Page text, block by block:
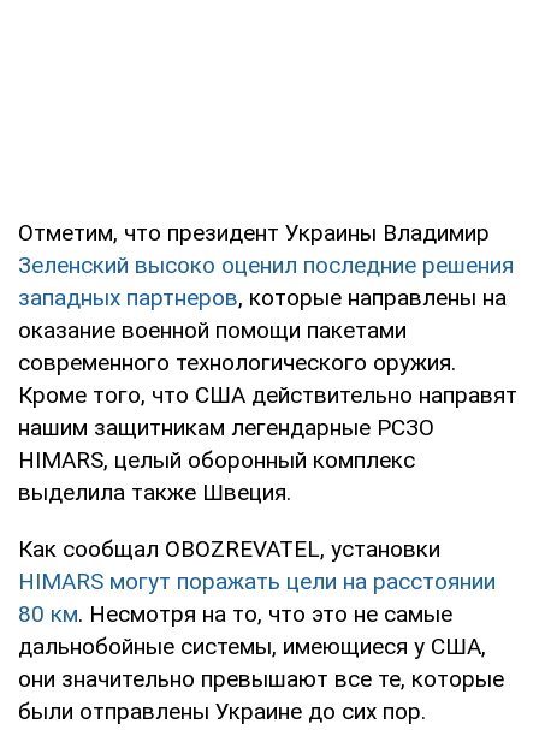
Отметим, что президент Украины Владимир
Зеленский высоко оценил последние решения
западных партнеров, которые направлены на
оказание военной помощи пакетами
современного технологического оружия.
Кроме того, что США действительно направят
нашим защитникам легендарные РСЗО
HIMARS, целый оборонный комплекс
выделила также Швеция.
Как сообщал OBOZREVATEL, установки
HIMARS могут поражать цели на расстоянии
80 км. Несмотря на то, что это не самые
дальнобойные системы, имеющиеся у США,
они значительно превышают все те, которые
были отправлены Украине до сих пор.